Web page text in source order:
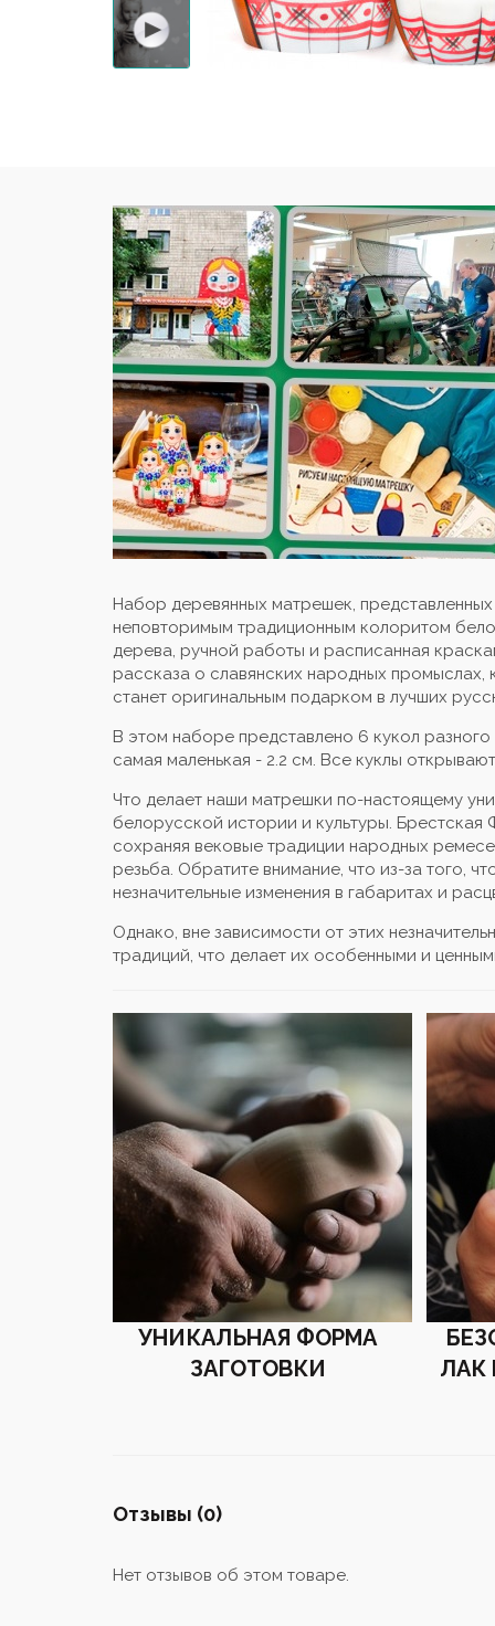
Набор деревянных матрешек,
неповторимым традиционным колоритом
дерева, ручной работы и расписанная
рассказа о славянских народных промыслах,
станет оригинальным подарком в лучших
В этом наборе представлено 6 кукол
самая маленькая - 2.2 см. Все куклы
Что делает наши матрешки по-настоящему
белорусской истории и культуры.
сохраняя вековые традиции народных
резьба. Обратите внимание, что из-за того,
незначительные изменения в габаритах и
Однако, вне зависимости от этих
традиций, что делает их особенными и
УНИКАЛЬНАЯ ФОРМА
ЗАГОТОВКИ
ЛАК
Отзывы (0)
Нет отзывов об этом товаре.